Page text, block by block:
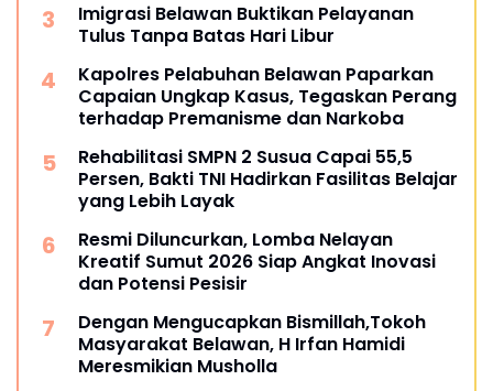
Imigrasi Belawan Buktikan Pelayanan
Tulus Tanpa Batas Hari Libur
Kapolres Pelabuhan Belawan Paparkan
Capaian Ungkap Kasus, Tegaskan Perang
terhadap Premanisme dan Narkoba
Rehabilitasi SMPN 2 Susua Capai 55,5
Persen, Bakti TNI Hadirkan Fasilitas Belajar
yang Lebih Layak
Resmi Diluncurkan, Lomba Nelayan
Kreatif Sumut 2026 Siap Angkat Inovasi
dan Potensi Pesisir
Dengan Mengucapkan Bismillah,Tokoh
Masyarakat Belawan, H Irfan Hamidi
Meresmikian Musholla